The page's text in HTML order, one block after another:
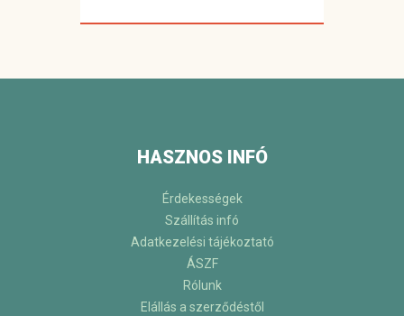
HASZNOS INFÓ
Érdekességek
Szállítás infó
Adatkezelési tájékoztató
ÁSZF
Rólunk
Elállás a szerződéstől